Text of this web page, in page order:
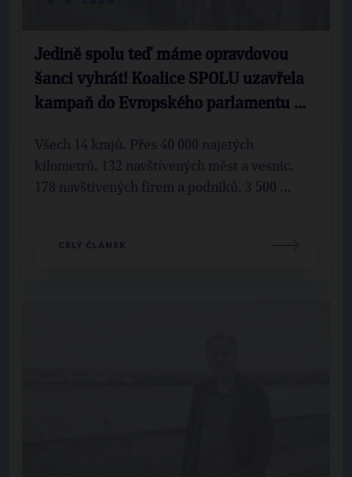
Jedině spolu teď máme opravdovou
šanci vyhrát! Koalice SPOLU uzavřela
kampaň do Evropského parlamentu ...
Všech 14 krajů. Přes 40 000 najetých
kilometrů. 132 navštívených měst a vesnic.
178 navštívených firem a podniků. 3 500 ...
CELÝ ČLÁNEK